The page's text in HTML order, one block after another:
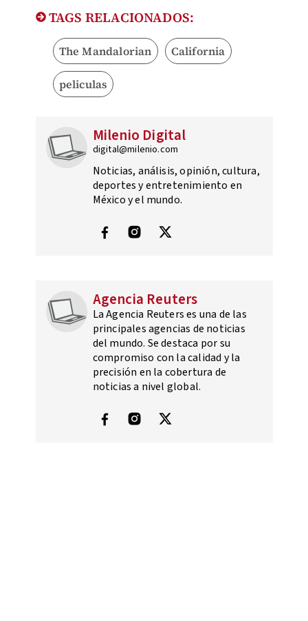
TAGS RELACIONADOS:
The Mandalorian California
peliculas
Milenio Digital
digital@milenio.com
Noticias, análisis, opinión, cultura,
deportes y entretenimiento en
México y el mundo.
Agencia Reuters
La Agencia Reuters es una de las
principales agencias de noticias
del mundo. Se destaca por su
compromiso con la calidad y la
precisión en la cobertura de
noticias a nivel global.